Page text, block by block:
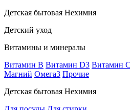
Детская бытовая Нехимия
Детский уход
Витамины и минералы
Витамин В Витамин D3 Витамин С
Магний Омега3 Прочие
Детская бытовая Нехимия